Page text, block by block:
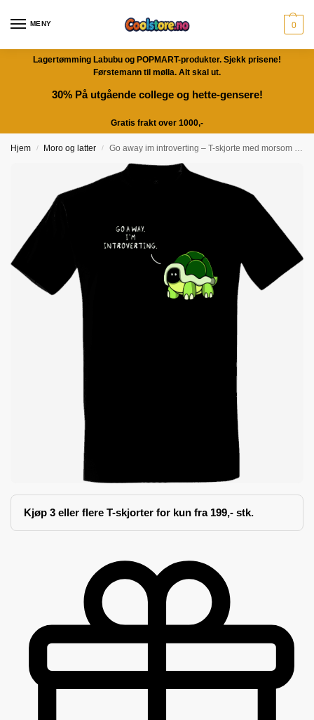
MENY 0
Lagertømming Labubu og POPMART-produkter. Sjekk prisene!
Førstemann til mølla. Alt skal ut.
30% På utgående college og hette-gensere!
Gratis frakt over 1000,-
Hjem / Moro og latter / Go away im introverting – T-skjorte med morsom tekst | Gavetips
Kjøp 3 eller flere T-skjorter for kun fra 199,- stk.